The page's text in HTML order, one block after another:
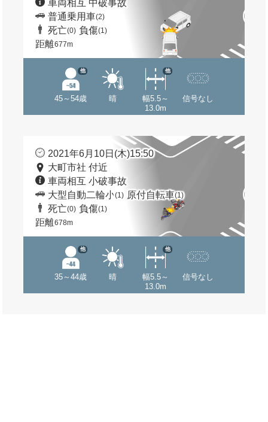
車両相互 中破事故
普通乗用車(2)
死亡(0) 負傷(1)
距離677m
45～54歳
他
晴
幅5.5～
13.0m
他
信号なし
2021年6月10日(木)15:50
大町市社 付近
車両相互 小破事故
大型自動二輪小(1) 原付自転車(1)
死亡(0) 負傷(1)
距離678m
35～44歳
他
晴
幅5.5～
13.0m
他
信号なし